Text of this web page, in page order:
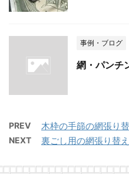
事例・ブログ
網・パンチ
PREV 木枠の手篩の網張り替
NEXT 裏ごし用の網張り替え